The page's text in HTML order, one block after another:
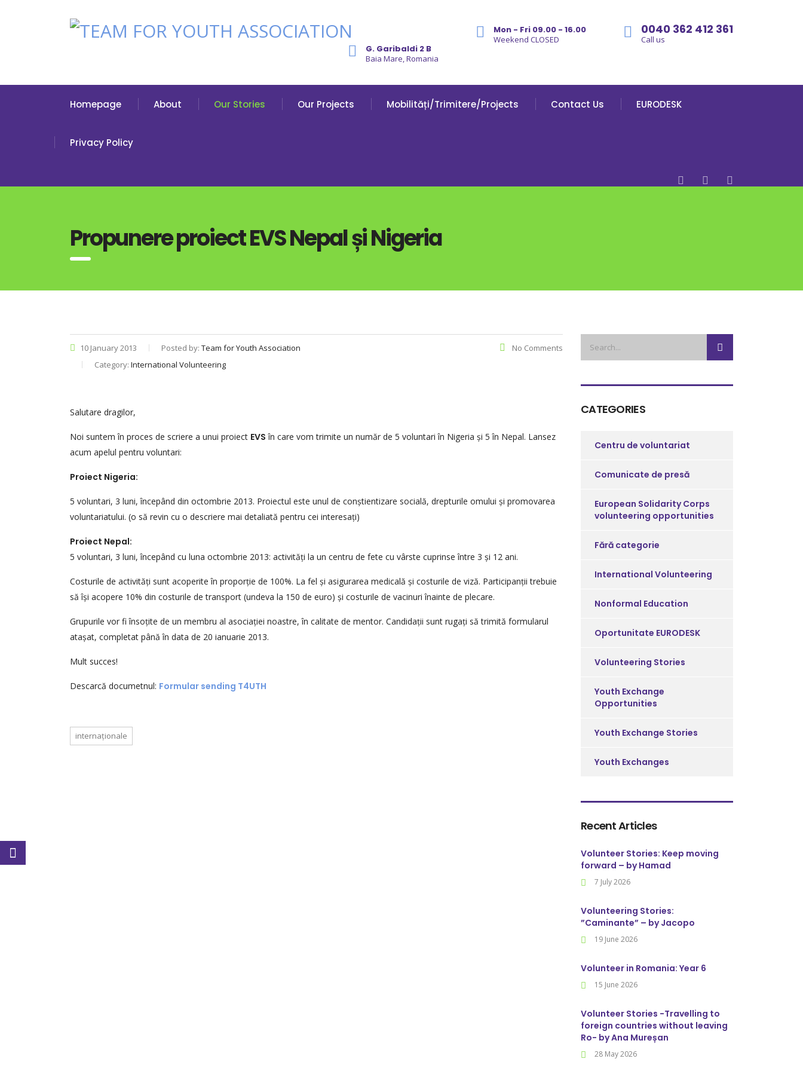
0040 362 412 361
Call us
Mon - Fri 09.00 - 16.00
Weekend CLOSED
G. Garibaldi 2 B
Baia Mare, Romania
Homepage About Our Stories Our Projects Mobilități/Trimitere/Projects Contact Us EURODESK
Privacy Policy
Propunere proiect EVS Nepal și Nigeria
10 January 2013 Posted by: Team for Youth Association
Category: International Volunteering
No Comments
Salutare dragilor,
Noi suntem în proces de scriere a unui proiect EVS în care vom trimite un număr de 5 voluntari în Nigeria și 5 în Nepal. Lansez
acum apelul pentru voluntari:
Proiect Nigeria:
5 voluntari, 3 luni, începând din octombrie 2013. Proiectul este unul de conștientizare socială, drepturile omului și promovarea
voluntariatului. (o să revin cu o descriere mai detaliată pentru cei interesați)
Proiect Nepal:
5 voluntari, 3 luni, începând cu luna octombrie 2013: activități la un centru de fete cu vârste cuprinse între 3 și 12 ani.
Costurile de activități sunt acoperite în proporție de 100%. La fel și asigurarea medicală și costurile de viză. Participanții trebuie
să își acopere 10% din costurile de transport (undeva la 150 de euro) și costurile de vacinuri înainte de plecare.
Grupurile vor fi însoțite de un membru al asociației noastre, în calitate de mentor. Candidații sunt rugați să trimită formularul
atașat, completat până în data de 20 ianuarie 2013.
Mult succes!
Descarcă documetnul: Formular sending T4UTH
internaționale
CATEGORIES
Centru de voluntariat
Comunicate de presă
European Solidarity Corps
volunteering opportunities
Fără categorie
International Volunteering
Nonformal Education
Oportunitate EURODESK
Volunteering Stories
Youth Exchange
Opportunities
Youth Exchange Stories
Youth Exchanges
Recent Articles
Volunteer Stories: Keep moving
forward – by Hamad
7 July 2026
Volunteering Stories:
”Caminante” – by Jacopo
19 June 2026
Volunteer in Romania: Year 6
15 June 2026
Volunteer Stories -Travelling to
foreign countries without leaving
Ro- by Ana Mureșan
28 May 2026